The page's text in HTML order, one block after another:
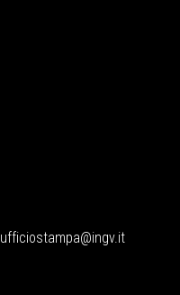
ufficiostampa@ingv.it